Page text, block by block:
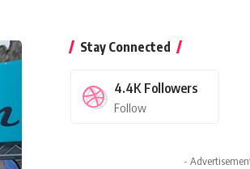
Stay Connected
4.4K Followers
Follow
-